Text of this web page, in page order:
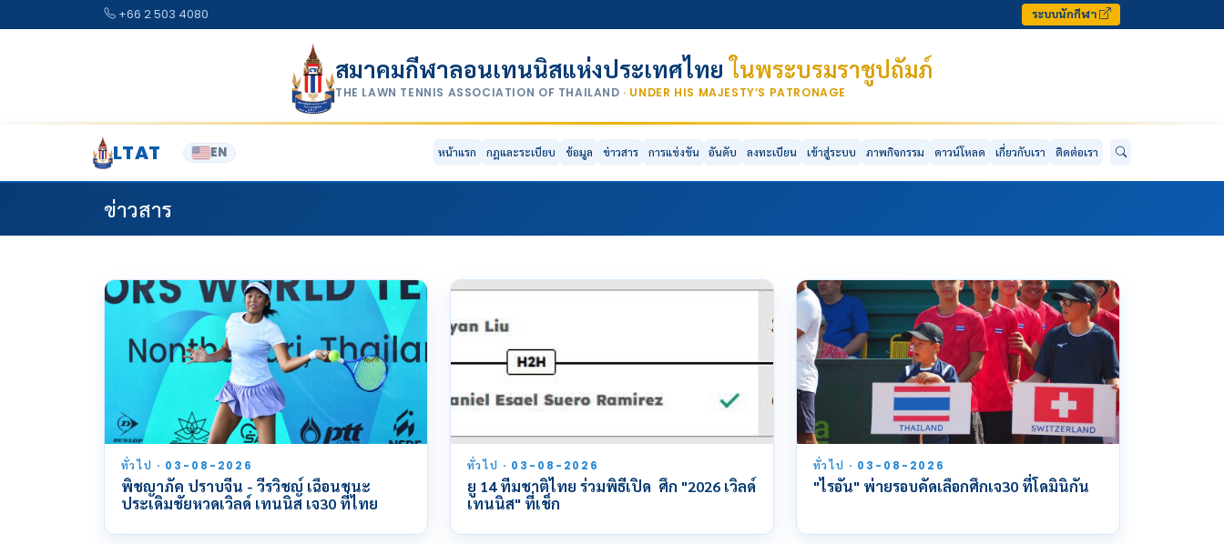
+66 2 503 4080 ระบบนักกีฬา
สมาคมกีฬาลอนเทนนิสแห่งประเทศไทยในพระบรมราชูปถัมภ์
THE LAWN TENNIS ASSOCIATION OF THAILAND · UNDER HIS MAJESTY’S PATRONAGE
LTAT EN หน้าแรก กฎและระเบียบ ข้อมูล ข่าวสาร การแข่งขัน อันดับ ลงทะเบียน เข้าสู่ระบบ ภาพกิจกรรม ดาวน์โหลด เกี่ยวกับเรา ติดต่อเรา
ข่าวสาร
ทั่วไป · 03-08-2026
พิชญาภัค ปราบจีน - วีรวิชญ์ เฉือนชนะ
ประเดิมชัยหวดเวิลด์ เทนนิส เจ30 ที่ไทย
ทั่วไป · 03-08-2026
ยู 14 ทีมชาติไทย ร่วมพิธีเปิด ศึก "2026 เวิลด์
เทนนิส" ที่เช็ก
ทั่วไป · 03-08-2026
"ไรอัน" พ่ายรอบคัดเลือกศึกเจ30 ที่โดมินิกัน